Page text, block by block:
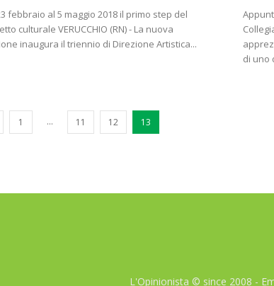
febbraio al 5 maggio 2018 il primo step del
culturale VERUCCHIO (RN) - La nuova
inaugura il triennio di Direzione Artistica...
di uno
1 ... 11 12 13
L'Opinionista © since 2008 -